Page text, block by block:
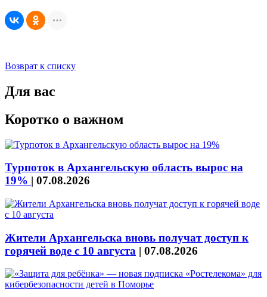
Возврат к списку
Для вас
Коротко о важном
Турпоток в Архангельскую область вырос на
19% | 07.08.2026
Жители Архангельска вновь получат доступ к
горячей воде с 10 августа | 07.08.2026